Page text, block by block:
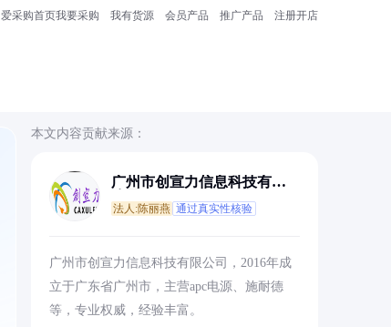
爱采购首页我要采购 我有货源 会员产品 推广产品 注册开店
本文内容贡献来源：
广州市创宣力信息科技有限
法人:陈丽燕 通过真实性核验
广州市创宣力信息科技有限公司，2016年成
立于广东省广州市，主营apc电源、施耐德
等，专业权威，经验丰富。